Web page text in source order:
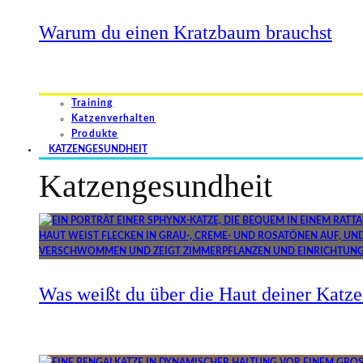
Warum du einen Kratzbaum brauchst
Training
Katzenverhalten
Produkte
KATZENGESUNDHEIT
Katzengesundheit
Was weißt du über die Haut deiner